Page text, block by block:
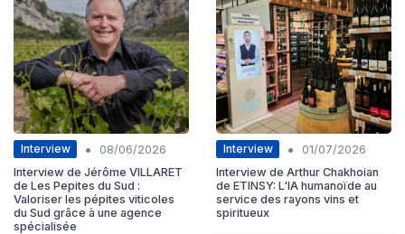
Interview •
08/06/2026
Interview de Jérôme VILLARET
de Les Pepites du Sud :
Valoriser les pépites viticoles
du Sud grâce à une agence
spécialisée
Interview •
01/07/2026
Interview de Arthur Chakhoian
de ETINSY: L'IA humanoïde au
service des rayons vins et
spiritueux